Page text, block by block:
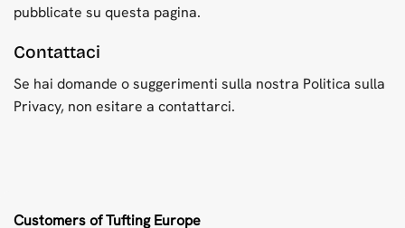
pubblicate su questa pagina.
Contattaci
Se hai domande o suggerimenti sulla nostra Politica sulla
Privacy, non esitare a contattarci.
Customers of Tufting Europe